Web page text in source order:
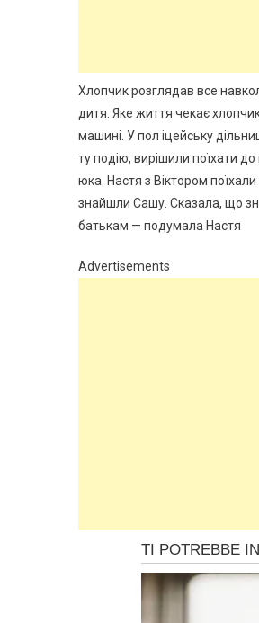
Хлопчик розглядав все
дитя. Яке життя чекає
машині. У пол іцейську
ту подію, вирішили поїхати
юка. Настя з Віктором
знайшли Сашу. Сказала, що
батькам — подумала Настя
Advertisements